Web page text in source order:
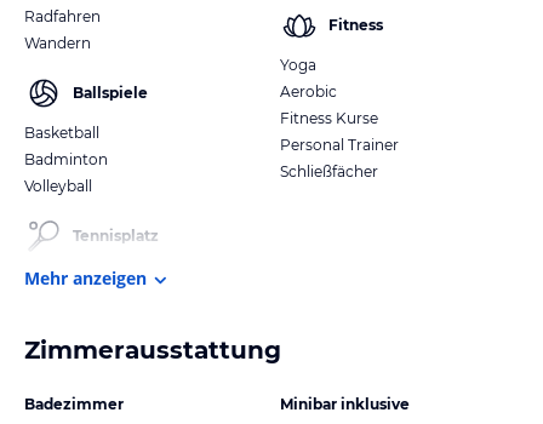
Radfahren
Wandern
Ballspiele
Basketball
Badminton
Volleyball
Tennisplatz
Fitness
Yoga
Aerobic
Fitness Kurse
Personal Trainer
Schließfächer
Mehr anzeigen
Zimmerausstattung
Badezimmer
Minibar inklusive